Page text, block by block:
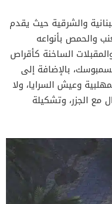
والشرقية حيث يقدم
والحمص بأنواعه
الساخنة كأقراص
بالإضافة إلى
وعيش السرايا، ولا
مع الجزر، وتشكيلة